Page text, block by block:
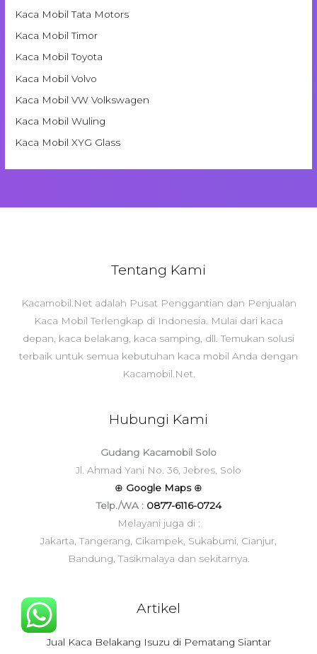
Kaca Mobil Tata Motors
Kaca Mobil Timor
Kaca Mobil Toyota
Kaca Mobil Volvo
Kaca Mobil VW Volkswagen
Kaca Mobil Wuling
Kaca Mobil XYG Glass
Tentang Kami
Kacamobil.Net adalah Pusat Penggantian dan Penjualan
Kaca Mobil Terlengkap di Indonesia. Mulai dari kaca
depan, kaca belakang, kaca samping, dll. Temukan solusi
terbaik untuk semua kebutuhan kaca mobil Anda dengan
Kacamobil.Net.
Hubungi Kami
Gudang Kacamobil Solo
Jl. Ahmad Yani No. 36, Jebres, Solo
⊕ Google Maps ⊕
Telp./WA : 0877-6116-0724
Melayani juga di :
Jakarta, Tangerang, Cikampek, Sukabumi, Cianjur,
Bandung, Tasikmalaya dan sekitarnya.
Artikel
Jual Kaca Belakang Isuzu di Pematang Siantar